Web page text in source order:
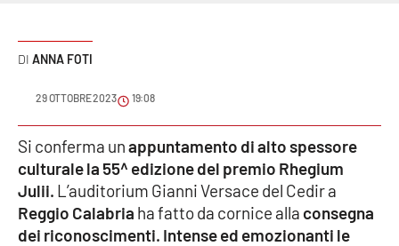
Meteo
Editoriali
VIDEO
Ambiente
ANNA FOTI
29 OTTOBRE 2023 19:08
Si conferma unappuntamento di alto spessore
culturale la 55^ edizione del premio Rhegium
Julii. L’auditorium Gianni Versace del Cedir a
Reggio Calabria ha fatto da cornice alla consegna
dei riconoscimenti. Intense ed emozionanti le